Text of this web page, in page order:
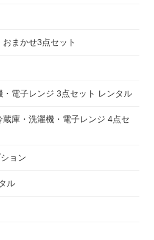
まかせ3点セット
電子レンジ 3点セット レンタル
庫・洗濯機・電子レンジ 4点セ
ョン
ル